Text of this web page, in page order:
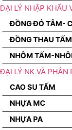
ĐẠI LÝ NHẬP KHẨU
ĐỒNG ĐỎ TÂM-
ĐỒNG THAU
NHÔM TẤM-
ĐẠI LÝ NK VÀ PHÂN
CAO SU TẤM
NHỰA MC
NHỰA PA